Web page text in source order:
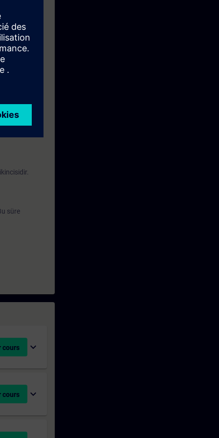
sanal
süre
cours expand_more
cours expand_more